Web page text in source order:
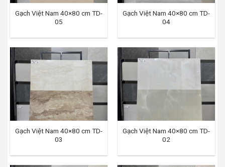
Gạch Việt Nam 40×80 cm TD-
05
Gạch Việt Nam 40×80 cm TD-
04
Gạch Việt Nam 40×80 cm TD-
03
Gạch Việt Nam 40×80 cm TD-
02